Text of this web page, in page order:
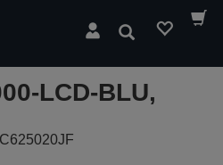
Cerca
LCD-BLU,